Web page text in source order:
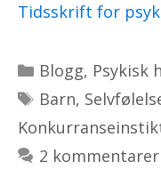
Tidsskrift for
Kategorier
Blogg, Psykisk
Stikkord
Barn,
2 kommentarer